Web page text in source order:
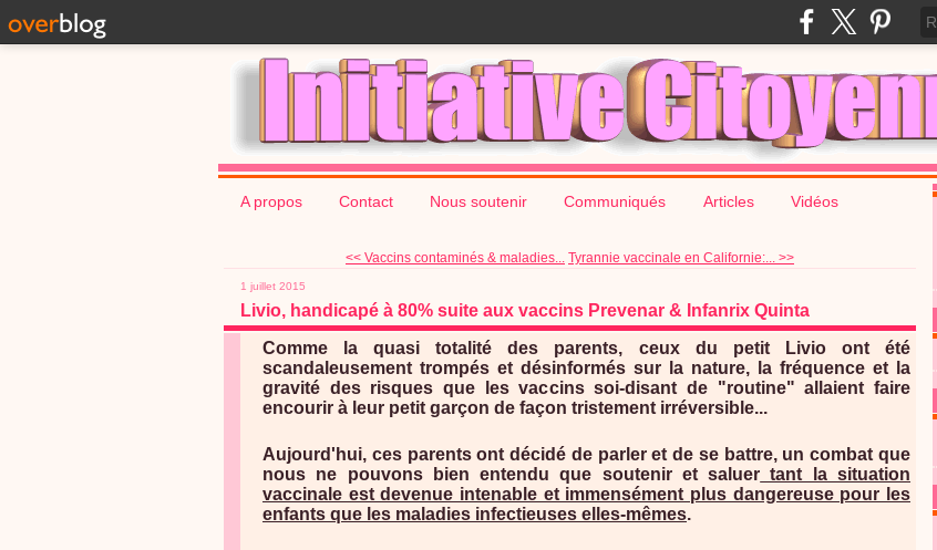
A propos Contact Nous soutenir Communiqués Articles Vidéos
<< Vaccins contaminés & maladies... Tyrannie vaccinale en Californie:... >>
1 juillet 2015
Livio, handicapé à 80% suite aux vaccins Prevenar & Infanrix Quinta
Comme la quasi totalité des parents, ceux du petit Livio ont été
scandaleusement trompés et désinformés sur la nature, la fréquence et la
gravité des risques que les vaccins soi-disant de "routine" allaient faire
encourir à leur petit garçon de façon tristement irréversible...
Aujourd'hui, ces parents ont décidé de parler et de se battre, un combat que
nous ne pouvons bien entendu que soutenir et saluer tant la situation
vaccinale est devenue intenable et immensément plus dangereuse pour les
enfants que les maladies infectieuses elles-mêmes.